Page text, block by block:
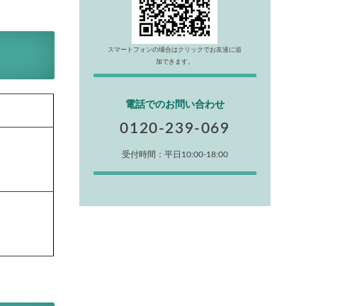
スマートフォンの場合はクリックでお友達に追
加できます。
電話でのお問い合わせ
0120-239-069
受付時間：平日10:00-18:00